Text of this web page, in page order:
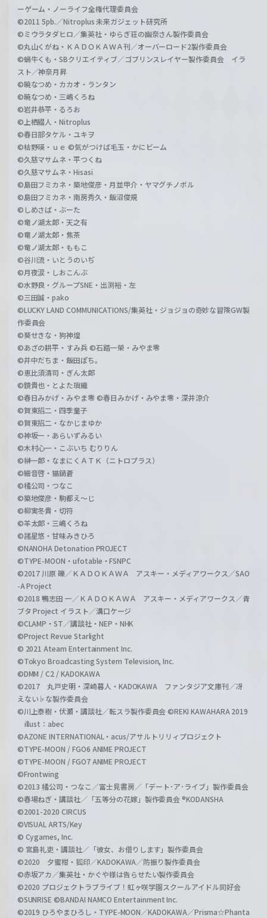
ーゲーム・ノーライフ全権代理委員会
©2011 5pb.／Nitroplus 未来ガジェット研究所
©ミウラタダヒロ／集英社・ゆらぎ荘の幽奈さん製作委員会
©丸山くがね・ＫＡＤＯＫＡＷＡ刊／オーバーロード2製作委員会
©蝸牛くも・SBクリエイティブ／ゴブリンスレイヤー製作委員会 イラ
スト／神奈月昇
©暁なつめ・カカオ・ランタン
©暁なつめ・三嶋くろね
©岩井恭平・るろお
©上栖綴人・Nitroplus
©春日部タケル・ユキヲ
©枯野瑛・ｕｅ ©気がつけば毛玉・かにビーム
©久慈マサムネ・平つくね
©久慈マサムネ・Hisasi
©島田フミカネ・築地俊彦・月並甲介・ヤマグチノボル
©島田フミカネ・南房秀久・飯沼俊規
©しめさば・ぶーた
©竜ノ湖太郎・天之有
©竜ノ湖太郎・焦茶
©竜ノ湖太郎・ももこ
©谷川流・いとうのいぢ
©月夜涙・しおこんぶ
©水野良・グループSNE・出渕裕・左
©三田誠・pako
©LUCKY LAND COMMUNICATIONS/集英社・ジョジョの奇妙な冒険GW製
作委員会
©葵せきな・狗神煌
©あざの耕平・すみ兵 ©石踏一榮・みやま零
©井中だちま・飯田ぽち。
©恵比須清司・ぎん太郎
©鏡貴也・とよた瑣織
©春日みかげ・みやま零 ©春日みかげ・みやま零・深井涼介
©賀東招二・四季童子
©賀東招二・なかじまゆか
©神坂一・あらいずみるい
©木村心一・こぶいち むりりん
©榊一郎・なまにくＡＴＫ（ニトロプラス）
©細音啓・猫鍋蒼
©橘公司・つなこ
©築地俊彦・駒都え～じ
©柳実冬貴・切符
©羊太郎・三嶋くろね
©諸星悠・甘味みきひろ
©NANOHA Detonation PROJECT
©TYPE-MOON・ufotable・FSNPC
©2017 川原 礫／ＫＡＤＯＫＡＷＡ アスキー・メディアワークス／SAO
-A Project
©2018 鴨志田 一／ＫＡＤＯＫＡＷＡ アスキー・メディアワークス／青
ブタ Project イラスト／溝口ケージ
©CLAMP・ST／講談社・NEP・NHK
©Project Revue Starlight
© 2021 Ateam Entertainment Inc.
©Tokyo Broadcasting System Television, Inc.
©DMM / C2 / KADOKAWA
©2017 丸戸史明・深崎暮人・KADOKAWA ファンタジア文庫刊／冴
えない♭な製作委員会
©川上泰樹・伏瀬・講談社／転スラ製作委員会 ©REKI KAWAHARA 2019
illust：abec
©AZONE INTERNATIONAL・acus/アサルトリリィプロジェクト
©TYPE-MOON / FGO6 ANIME PROJECT
©TYPE-MOON / FGO7 ANIME PROJECT
©Frontwing
©2013 橘公司・つなこ／富士見書房／「デート･ア･ライブ」製作委員会
©春場ねぎ・講談社／「五等分の花嫁」製作委員会 ®KODANSHA
©2001-2020 CIRCUS
©VISUAL ARTS/Key
© Cygames, Inc.
© 宮島礼吏・講談社／「彼女、お借りします」製作委員会
©2020 夕蜜柑・狐印／KADOKAWA／防振り製作委員会
©赤坂アカ／集英社・かぐや様は告らせたい製作委員会
©2020 プロジェクトラブライブ！虹ヶ咲学園スクールアイドル同好会
©SUNRISE ©BANDAI NAMCO Entertainment Inc.
©2019 ひろやまひろし・TYPE-MOON／KADOKAWA／Prisma☆Phanta